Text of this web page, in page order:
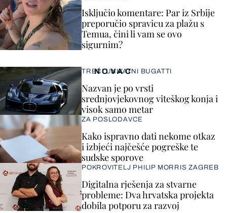
Isključio komentare: Par iz Srbije
preporučio spravicu za plažu s
Temua, čini li vam se ovo
sigurnim?
NOVAC
TREĆI UNIKATNI BUGATTI
Nazvan je po vrsti
srednjovjekovnog viteškog konja i
visok samo metar
ZA POSLODAVCE
Kako ispravno dati nekome otkaz
i izbjeći najčešće pogreške te
sudske sporove
POKROVITELJ PHILIP MORRIS ZAGREB
Digitalna rješenja za stvarne
probleme: Dva hrvatska projekta
dobila potporu za razvoj